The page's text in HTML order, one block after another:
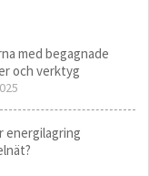
med begagnade
och verktyg
energilagring